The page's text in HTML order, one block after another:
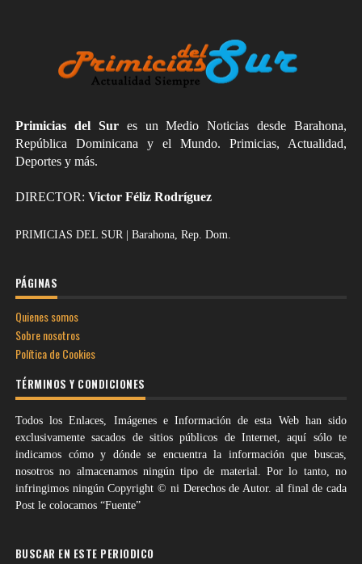
Primicias del Sures un Medio Noticias desde Barahona,
República Dominicana y el Mundo. Primicias, Actualidad,
Deportes y más.
DIRECTOR: Victor Féliz Rodríguez
PRIMICIAS DEL SUR | Barahona, Rep. Dom.
PÁGINAS
Quienes somos
Sobre nosotros
Política de Cookies
TÉRMINOS Y CONDICIONES
Todos los Enlaces, Imágenes e Información de esta Web han sido
exclusivamente sacados de sitios públicos de Internet, aquí sólo te
indicamos cómo y dónde se encuentra la información que buscas,
nosotros no almacenamos ningún tipo de material. Por lo tanto, no
infringimos ningún Copyright © ni Derechos de Autor. al final de cada
Post le colocamos “Fuente”
BUSCAR EN ESTE PERIODICO